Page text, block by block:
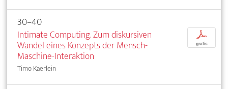
30–40
Intimate Computing. Zum diskursiven
Wandel eines Konzepts der Mensch-
Maschine-Interaktion
Timo Kaerlein
p
gratis